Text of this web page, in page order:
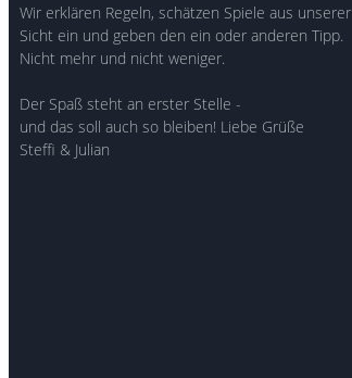
Wir erklären Regeln, schätzen Spiele aus unserer
Sicht ein und geben den ein oder anderen Tipp.
Nicht mehr und nicht weniger.
Der Spaß steht an erster Stelle -
und das soll auch so bleiben! Liebe Grüße
Steffi & Julian